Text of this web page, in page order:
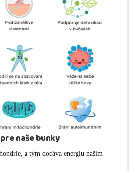
naše bunky
a tým dodáva energiu našim